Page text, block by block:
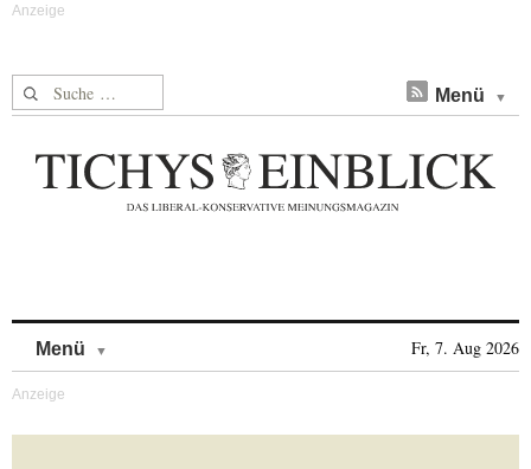
Suche nach: Menü
Menü Fr, 7. Aug 2026